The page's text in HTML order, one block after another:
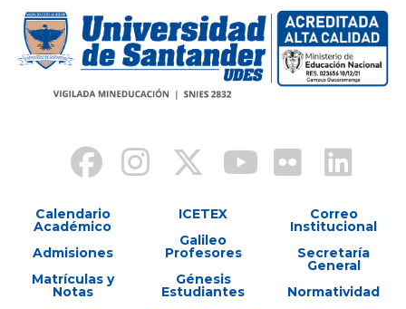
Calendario
Académico
Admisiones
Matrículas y
Notas
ICETEX
Galileo
Profesores
Génesis
Estudiantes
Correo
Institucional
Secretaría
General
Normatividad